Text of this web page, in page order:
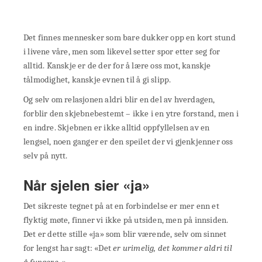
Det finnes mennesker som bare dukker opp en kort stund
i livene våre, men som likevel setter spor etter seg for
alltid. Kanskje er de der for å lære oss mot, kanskje
tålmodighet, kanskje evnen til å gi slipp.
Og selv om relasjonen aldri blir en del av hverdagen,
forblir den skjebnebestemt – ikke i en ytre forstand, men i
en indre. Skjebnen er ikke alltid oppfyllelsen av en
lengsel, noen ganger er den speilet der vi gjenkjenner oss
selv på nytt.
Når sjelen sier «ja»
Det sikreste tegnet på at en forbindelse er mer enn et
flyktig møte, finner vi ikke på utsiden, men på innsiden.
Det er dette stille «ja» som blir værende, selv om sinnet
for lengst har sagt: «Deter urimelig, det kommer aldri til